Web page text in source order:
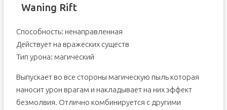
Waning Rift
Способность: ненаправленная
Действует на вражеских существ
Тип урона: магический
Выпускает во все стороны магическую пыль которая
наносит урон врагам и накладывает на них эффект
безмолвия. Отлично комбинируется с другими